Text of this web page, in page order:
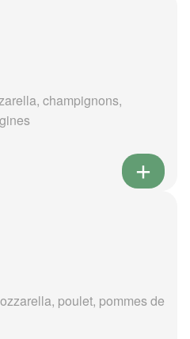
champignons,
poulet, pommes de